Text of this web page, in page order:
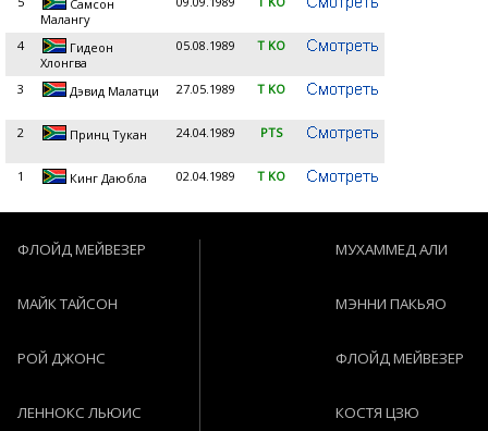
Самсон
Малангу
4
Гидеон
Хлонгва
05.08.1989 T KO
3 Дэвид Малатци 27.05.1989 T KO
2 Принц Тукан 24.04.1989 PTS
1 Кинг Даюбла 02.04.1989 T KO
ФЛОЙД МЕЙВЕЗЕР
МАЙК ТАЙСОН
РОЙ ДЖОНС
ЛЕННОКС ЛЬЮИС
МУХАММЕД АЛИ
МЭННИ ПАКЬЯО
ФЛОЙД МЕЙВЕЗЕР
КОСТЯ ЦЗЮ